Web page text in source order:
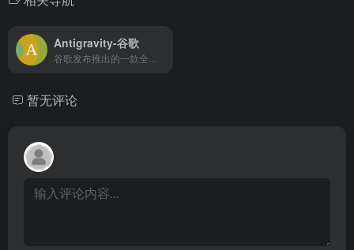
Antigravity-谷歌
暂无评论